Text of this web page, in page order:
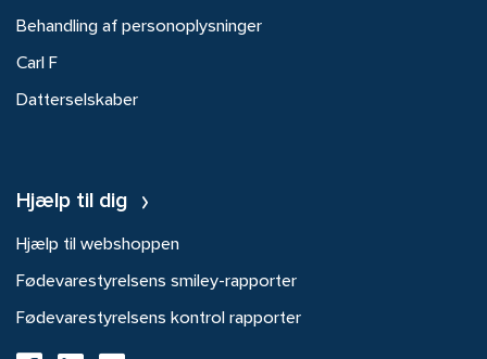
Behandling af personoplysninger
Carl F
Datterselskaber
Hjælp til dig
Hjælp til webshoppen
Fødevarestyrelsens smiley-rapporter
Fødevarestyrelsens kontrol rapporter